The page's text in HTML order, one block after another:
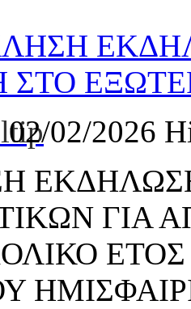
02/02/2026
ΓΙΑ
ΕΤΟΣ